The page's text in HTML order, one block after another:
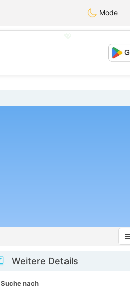
Mode
Weitere Details
Suche nach